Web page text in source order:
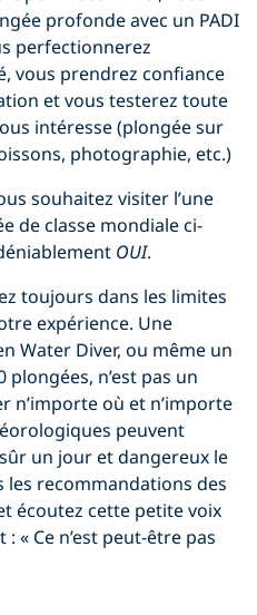
profonde avec un PADI
perfectionnerez
vous prendrez confiance
et vous testerez toute
intéresse (plongée sur
photographie, etc.)
souhaitez visiter l’une
de classe mondiale ci-
OUI.
toujours dans les limites
expérience. Une
Water Diver, ou même un
n’est pas un
n’importe où et n’importe
peuvent
un jour et dangereux le
les recommandations des
écoutez cette petite voix
« Ce n’est peut-être pas